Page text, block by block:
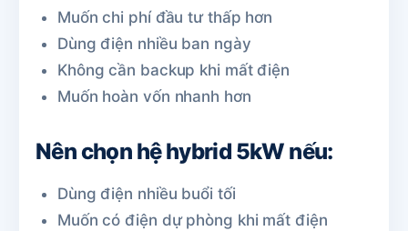
Muốn chi phí đầu tư thấp hơn
Dùng điện nhiều ban ngày
Không cần backup khi mất điện
Muốn hoàn vốn nhanh hơn
Nên chọn hệ hybrid 5kW nếu:
Dùng điện nhiều buổi tối
Muốn có điện dự phòng khi mất điện